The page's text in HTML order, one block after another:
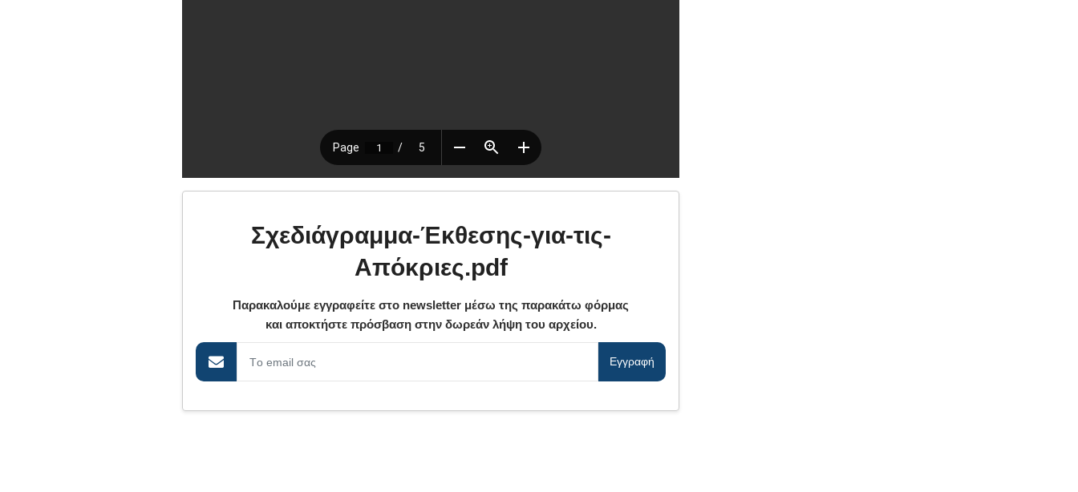
Σχεδιάγραμμα-Έκθεσης-για-τις-
Απόκριες.pdf
Παρακαλούμε εγγραφείτε στο newsletter μέσω της παρακάτω φόρμας
και αποκτήστε πρόσβαση στην δωρεάν λήψη του αρχείου.